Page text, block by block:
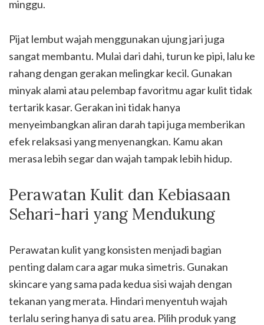
minggu.
Pijat lembut wajah menggunakan ujung jari juga
sangat membantu. Mulai dari dahi, turun ke pipi, lalu ke
rahang dengan gerakan melingkar kecil. Gunakan
minyak alami atau pelembap favoritmu agar kulit tidak
tertarik kasar. Gerakan ini tidak hanya
menyeimbangkan aliran darah tapi juga memberikan
efek relaksasi yang menyenangkan. Kamu akan
merasa lebih segar dan wajah tampak lebih hidup.
Perawatan Kulit dan Kebiasaan
Sehari-hari yang Mendukung
Perawatan kulit yang konsisten menjadi bagian
penting dalam cara agar muka simetris. Gunakan
skincare yang sama pada kedua sisi wajah dengan
tekanan yang merata. Hindari menyentuh wajah
terlalu sering hanya di satu area. Pilih produk yang